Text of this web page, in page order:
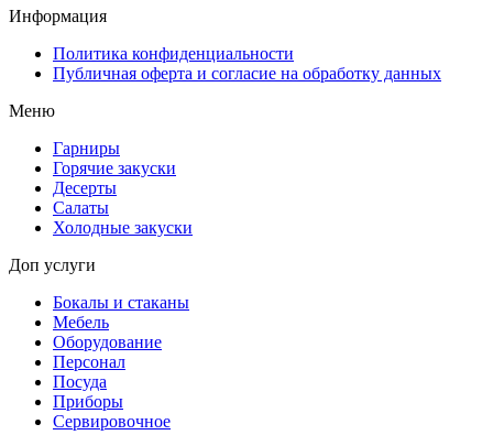
Информация
Политика конфиденциальности
Публичная оферта и согласие на обработку данных
Меню
Гарниры
Горячие закуски
Десерты
Салаты
Холодные закуски
Доп услуги
Бокалы и стаканы
Мебель
Оборудование
Персонал
Посуда
Приборы
Сервировочное